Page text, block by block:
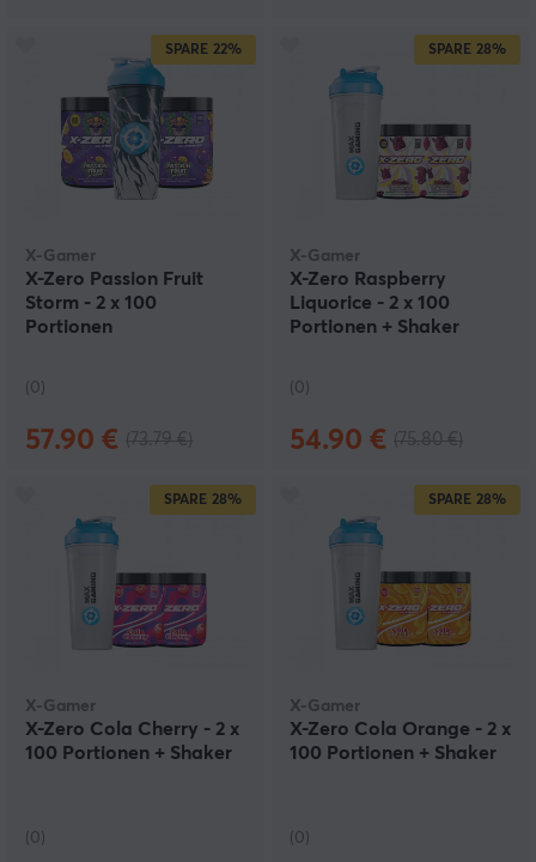
SPARE 22%
X-Gamer
X-Zero Passion Fruit
Storm - 2 x 100
Portionen
(0)
57.90 €
SPARE 28%
X-Gamer
X-Zero Raspberry
Liquorice - 2 x 100
Portionen + Shaker
(0)
54.90 €
SPARE 28%
X-Gamer
X-Zero Cola Cherry - 2 x
100 Portionen + Shaker
(0)
SPARE 28%
X-Gamer
X-Zero Cola Orange - 2 x
100 Portionen + Shaker
(0)